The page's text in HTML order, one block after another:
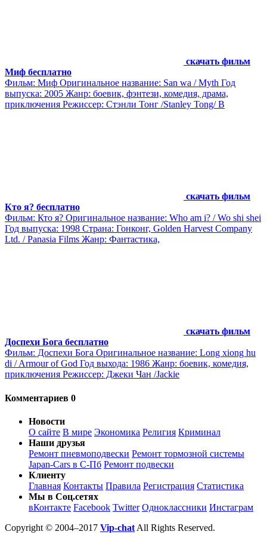
скачать фильм
Миф бесплатно
Фильм: Миф Оригинальное название: San wa / Myth Год
выпуска: 2005 Жанр: боевик, фэнтези, комедия, драма,
приключения Режиссер: Стэнли Тонг /Stanley Tong/ В
скачать фильм
Кто я? бесплатно
Фильм: Кто я? Оригинальное название: Who am i? / Wo shi shei
Год выпуска: 1998 Страна: Гонконг, Golden Harvest Company
Ltd. / Panasia Films Жанр: Фантастика,
скачать фильм
Доспехи Бога бесплатно
Фильм: Доспехи Бога Оригинальное название: Long xiong hu
di / Armour of God Год выхода: 1986 Жанр: боевик, комедия,
приключения Режиссер: Джеки Чан /Jackie
Комментариев 0
Новости
О сайте В мире Экономика Религия Криминал
Наши друзья
Ремонт пневмоподвески Ремонт тормозной системы
Japan-Cars в С-Пб Ремонт подвески
Клиенту
Главная Контакты Правила Регистрация Статистика
Мы в Соц.сетях
вКонтакте Facebook Twitter Одноклассники Инстаграм
Copyright © 2004–2017 Vip-chat All Rights Reserved.